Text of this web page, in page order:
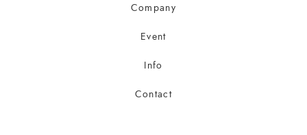
Company
Event
Info
Contact